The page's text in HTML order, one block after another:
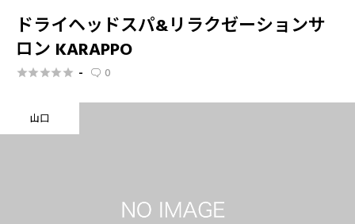
ドライヘッドスパ&リラクゼーションサ
ロン KARAPPO
 -  0
山口